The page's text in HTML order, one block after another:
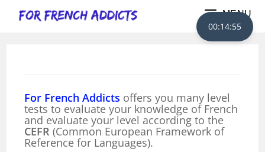
content
MENU
00:14:54
For French Addicts offers you many level
tests to evaluate your knowledge of French
and evaluate your level according to the
CEFR (Common European Framework of
Reference for Languages).